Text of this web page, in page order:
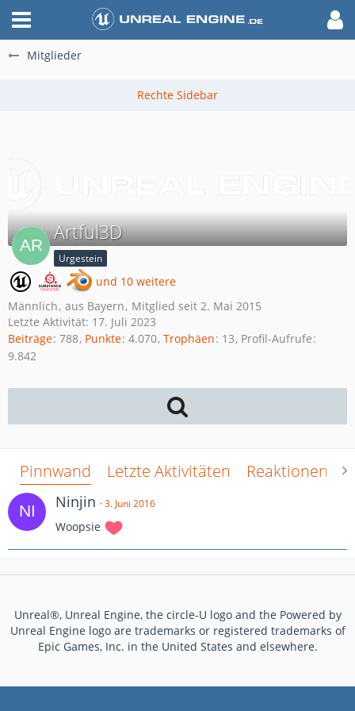
Mitglieder
Artful3D
Urgestein
und 10 weitere
Männlich aus Bayern Mitglied seit 2. Mai 2015
Letzte Aktivität: 17. Juli 2023
Beiträge 788 Punkte 4.070 Trophäen 13 Profil-Aufrufe
9.842
Pinnwand Letzte Aktivitäten Reaktionen
Ninjin 3. Juni 2016
Woopsie
Unreal®, Unreal Engine, the circle-U logo and the Powered by
Unreal Engine logo are trademarks or registered trademarks of
Epic Games, Inc. in the United States and elsewhere.